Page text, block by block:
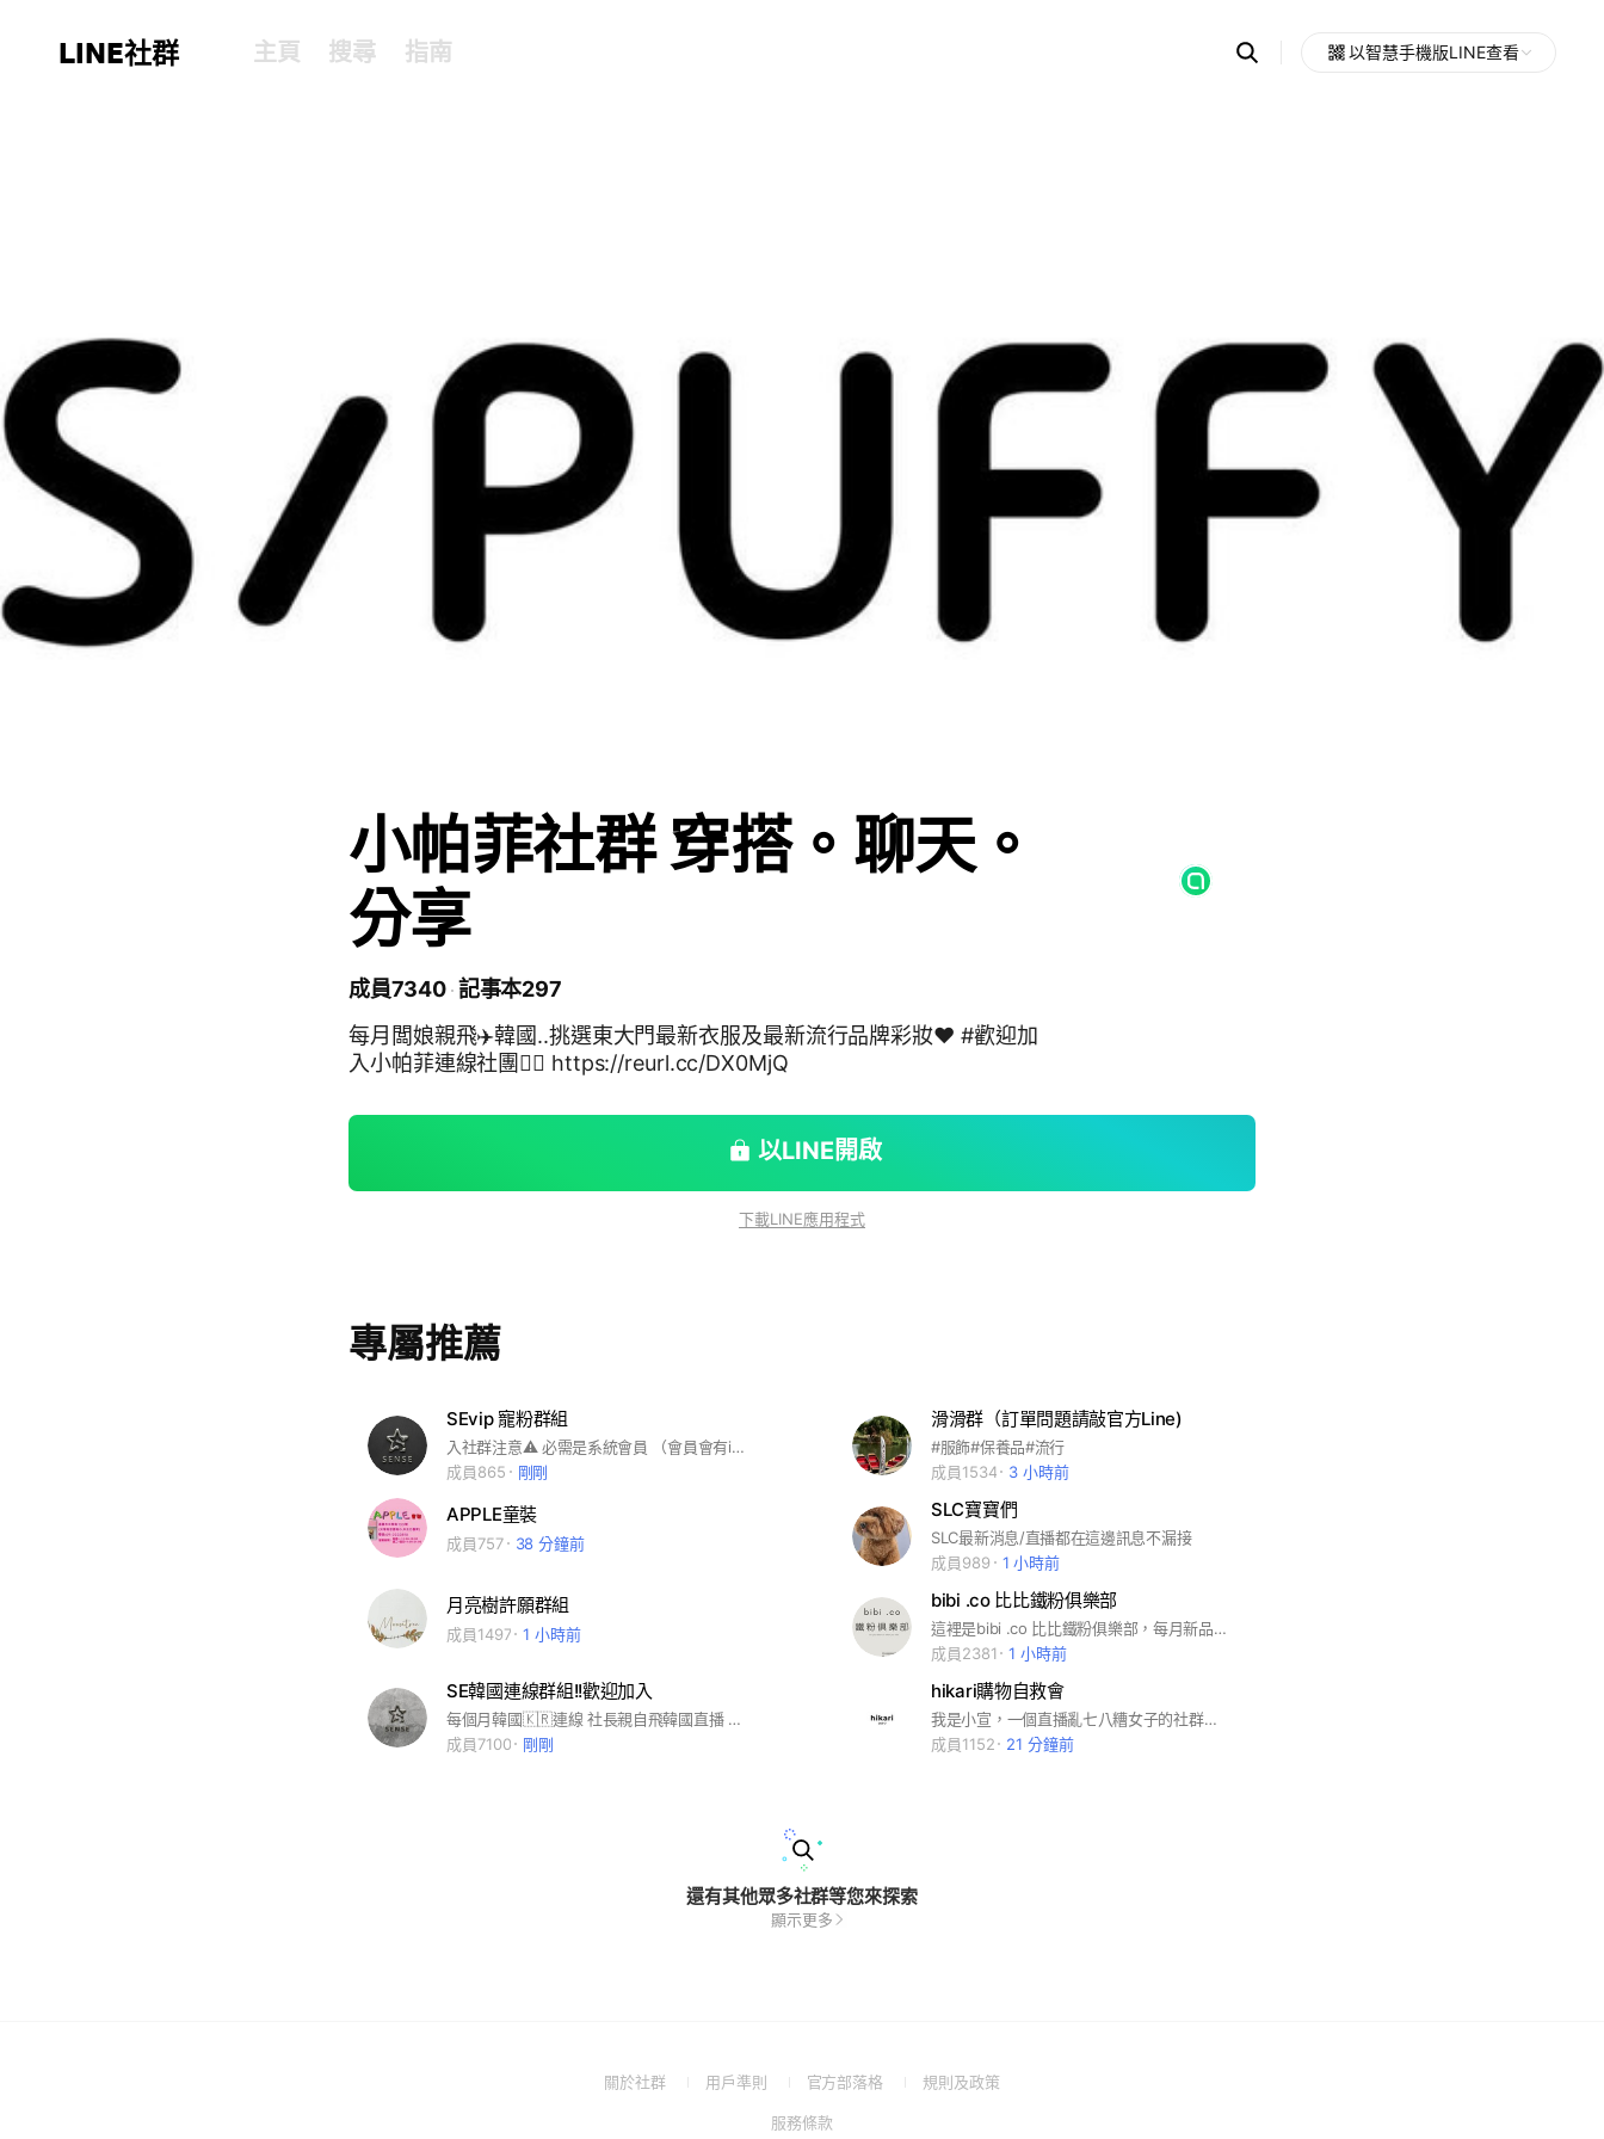
LINE社群 主頁 搜尋 指南 Search
OpenChats以智慧手機版LINE查看
小帕菲社群 穿搭。聊天。
分享
成員7340 記事本297
每月闆娘親飛✈️韓國..挑選東大門最新衣服及最新流行品牌彩妝❤️ #歡迎加
入小帕菲連線社團👉🏻 https://reurl.cc/DX0MjQ
以LINE開啟
下載LINE應用程式
專屬推薦
SEvip 寵粉群組
入社群注意⚠️ 必需是系統會員 （會員會有id會員帳號，加入必須填寫會員id帳號） 系統：http://store.fbbuy.com.tw/sense 須先登入結帳系統 輸入系統ID號碼： 按下一步輸入臉書名稱 進來的姐妹 務必使用Fb名字 不能用匿名，方便小幫手 處理商品問題 訂單 如果在群組裡面 是系統查不到的姐妹。 會直接踢出群組喔！！
成員865
剛剛
滑滑群（訂單問題請敲官方Line)
#服飾#保養品#流行
成員1534
3 小時前
APPLE童裝
成員757 38 分鐘前
SLC寶寶們
SLC最新消息/直播都在這邊訊息不漏接
成員989
1 小時前
月亮樹許願群組
成員1497 1 小時前
bibi .co 比比鐵粉俱樂部
這裡是bibi .co 比比鐵粉俱樂部，每月新品搶先曝光!連線直播即時公告! 此社群歡迎大家來心得分享交朋友，請勿上傳個資等相關問題! 有訂單或商品問題請line客服，LINE ID : @bibishop 粉絲團 🔍 BIBI .CO 比比衣鋪 代購社團 🔍 bibi .co 比比+1連線社團 IG 🔍 bibi_.co #韓國連線 #品牌代購 #美妝保養 #服飾配件
成員2381
1 小時前
SE韓國連線群組!!歡迎加入
每個月韓國🇰🇷連線 社長親自飛韓國直播 親自選品🗣️群組消息第一手知道 偶爾到日本也會有日本🇯🇵連線喔 讓大家可以許願店家新品 #這裡是SE社團的許願池 因為匿名所以千萬不要詢問訂單喔 #這裡不是客服#不回覆訂單 #訂單問題請到Line:@se888 訂單任何問題需要專人協助一對一處理（六.日是客服人員是休息時間） 其實這裡很簡單： 分享大家希望 仙女姊姊再開團的商品😍 還有歡迎跟仙女姊姊許願商品 當然仙女姊姊也會在這裡跟你們分享好物，穿搭，哩哩摳摳 ⋯ 好吃😋好玩 好用 ⋯ 歡迎👏大家一起來分享！！ 還有如果有任何不滿的話，可以到line客服處理，千萬不要再這個聊天室，怒罵 發脾氣 這樣會讓大家氣氛不好，就有損仙女姊姊 創這個聊天室的用意哦！ #這裡嚴禁社員打廣告 #需要配合打廣告請找社長： ig:@mego5417
成員7100
剛剛
hikari購物自救會
我是小宣，一個直播亂七八糟女子的社群，提供互相取暖，互相自救的地方
成員1152
21 分鐘前
還有其他眾多社群等您來探索
顯示更多
關於社群
(Open用戶準則
(Open
a
官方部落格
(Open規則及政策(Open
服務條款(Open